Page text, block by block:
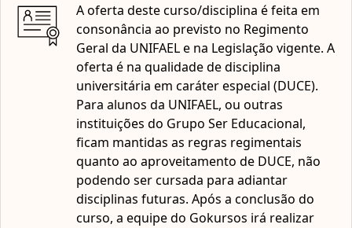
da carga horária e da realização das provas com obtenção
de nota média igual ou superior a sete também será feita
pelo curso de PROCESSO GERENCIAIS da UNIFAEL. Para
alunos da UNIFAEL, ou outras instituições do Grupo Ser
Educacional, ficam mantidas as regras regimentais quanto
ao aproveitamento de DUCE, não podendo ser cursada
para adiantar disciplinas futuras. A UNIFAEL é uma
instituição reconhecida pelo MEC e com autorização para
oferta de educação a distância nas modalidades de
graduação e pós-graduação.
A oferta deste curso/disciplina é feita em
consonância ao previsto no Regimento
Geral da UNIFAEL e na Legislação vigente. A
oferta é na qualidade de disciplina
universitária em caráter especial (DUCE).
Para alunos da UNIFAEL, ou outras
instituições do Grupo Ser Educacional,
ficam mantidas as regras regimentais
quanto ao aproveitamento de DUCE, não
podendo ser cursada para adiantar
disciplinas futuras. Após a conclusão do
curso, a equipe do Gokursos irá realizar